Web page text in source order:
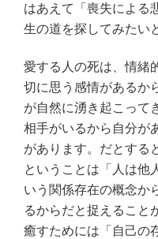
はあえて「喪失による
生の道を探してみたい
愛する人の死は、情緒
切に思う感情があるか
が自然に湧き起こって
相手がいるから自分が
があります。だとする
ということは「人は他
いう関係存在の概念か
るからだと捉えること
癒すためには「自己の